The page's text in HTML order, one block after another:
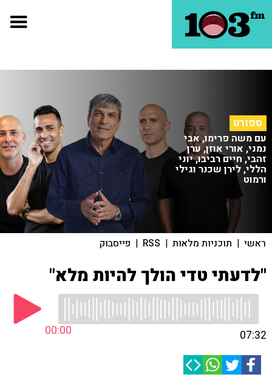
ספורט
עם משה פרימו, אבי
נמני, אורי אוזן, ערן
זהבי, חיים רביבו, יוני
הללי, לירן שכנר וגילי
ורמוט
ראשי | תוכניות מלאות |
RSS
| פייסבוק
"לדעתי טדי הולך להיות מלא"
00:00 07:32